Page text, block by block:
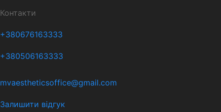
Контакти
+380676163333
+380506163333
mvaestheticsoffice@gmail.com
Залишити відгук